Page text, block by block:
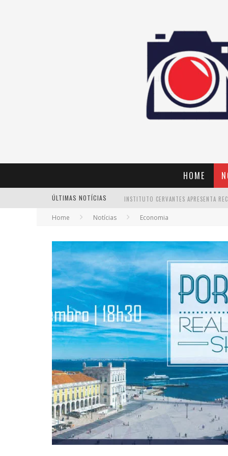
HOME
ÚLTIMAS NOTÍCIAS
Home Notícias Economia